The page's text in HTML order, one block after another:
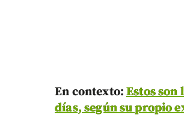
En contexto:Estos son
días, según su propio